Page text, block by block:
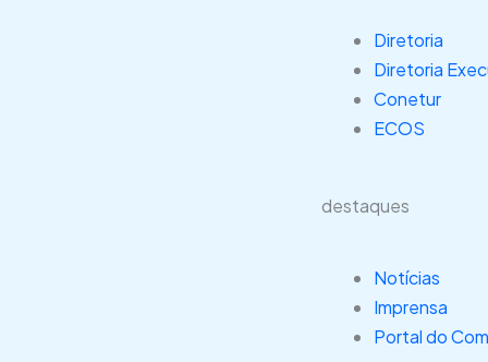
Diretoria
Diretoria
Conetur
ECOS
destaques
Notícias
Imprensa
Portal do